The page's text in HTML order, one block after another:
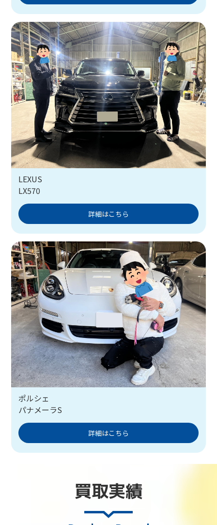
LEXUS
LX570
詳細はこちら
ポルシェ
パナメーラS
詳細はこちら
買取実績